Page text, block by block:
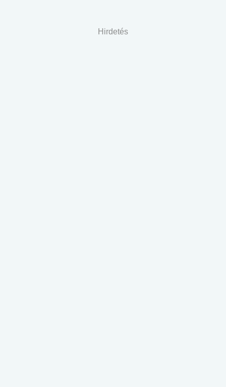
Hirdetés